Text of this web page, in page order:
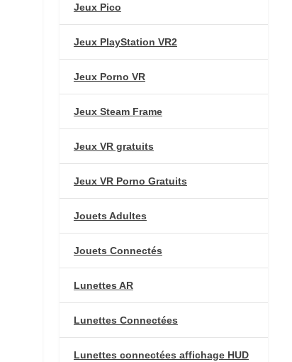
Jeux Pico
Jeux PlayStation VR2
Jeux Porno VR
Jeux Steam Frame
Jeux VR gratuits
Jeux VR Porno Gratuits
Jouets Adultes
Jouets Connectés
Lunettes AR
Lunettes Connectées
Lunettes connectées affichage HUD